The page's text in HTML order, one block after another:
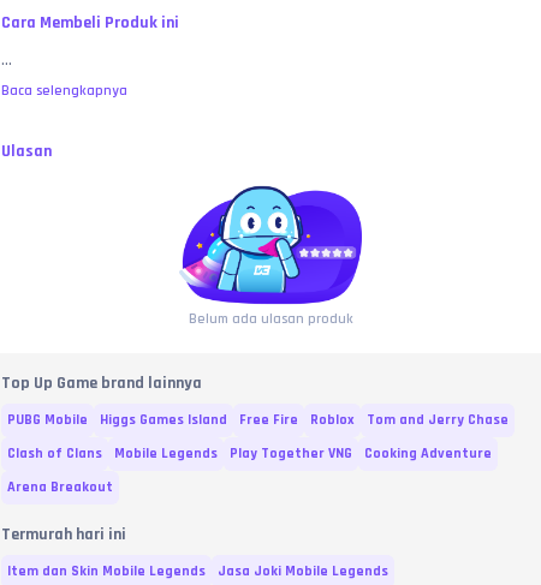
terinject ke ID tersebut.
edit
atas. No refund atas kesalahan murni user, bre! 🧐
Cara Membeli Produk ini
...
Baca selengkapnya
Ulasan
Belum ada ulasan produk
Top Up Game brand lainnya
PUBG Mobile Higgs Games Island Free Fire Roblox
Tom and Jerry Chase
Clash of Clans
Mobile Legends Play Together VNG
Cooking Adventure
Arena Breakout
Termurah hari ini
Item dan Skin Mobile Legends
Jasa Joki Mobile Legends